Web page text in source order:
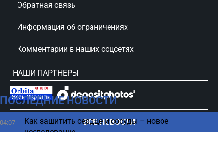
ПОСЛЕДНИЕ НОВОСТИ
04:07
Как защитить сердце и сосуды – новое
исследование
ВСЕ НОВОСТИ
Обратная связь
Информация об ограничениях
Комментарии в наших соцсетях
НАШИ ПАРТНЕРЫ
сursorinfo.co.il © Все права защищены